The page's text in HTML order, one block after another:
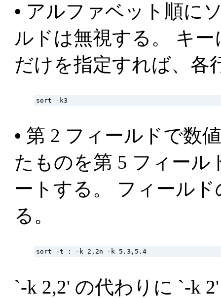
• アルファベット順に
ルドは無視する。 キ
だけを指定すれば、各
• 第 2 フィールドで数
たものを第 5 フィール
ートする。 フィール
る。
`-k 2,2' の代わりに `-k